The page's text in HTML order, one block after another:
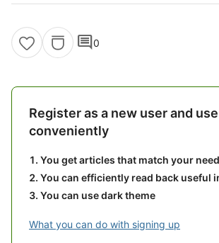
comment0
Register as a new user and
conveniently
You get articles that match your
You can efficiently read back useful
You can use dark theme
What you can do with signing up